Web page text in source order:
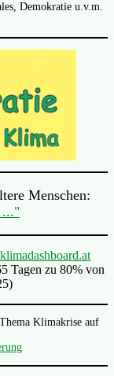
Demokratie u.v.m.
Menschen:
..."
klimadashboard.at
Tagen zu 80% von
Klimakrise auf